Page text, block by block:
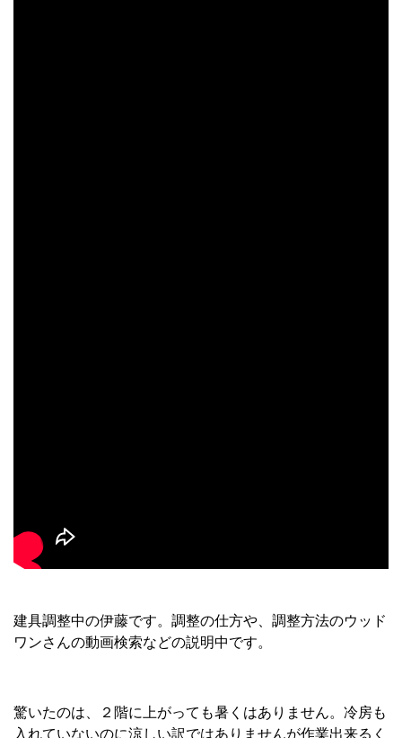
建具調整中の伊藤です。調整の仕方や、調整方法のウッド
ワンさんの動画検索などの説明中です。
驚いたのは、２階に上がっても暑くはありません。冷房も
入れていないのに涼しい訳ではありませんが作業出来るく